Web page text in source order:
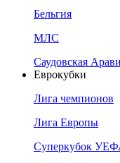
Бельгия
МЛС
Саудовская
Еврокубки
Лига чемпионов
Лига Европы
Суперкубок